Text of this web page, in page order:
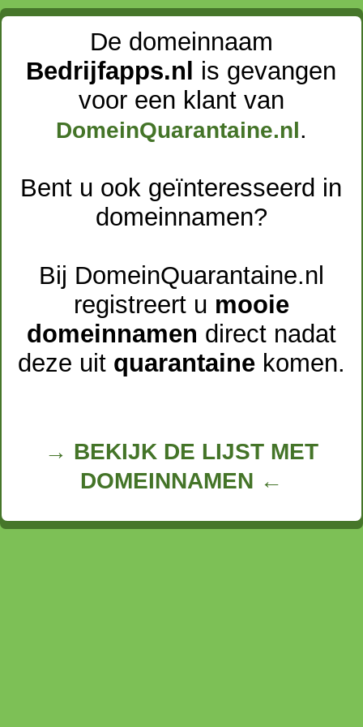
De domeinnaam
Bedrijfapps.nl
is gevangen
voor een klant van
DomeinQuarantaine.nl .
Bent u ook geïnteresseerd in
domeinnamen?
Bij DomeinQuarantaine.nl
registreert u mooie
domeinnamen direct nadat
deze uit quarantainekomen.
→ BEKIJK DE LIJST MET
DOMEINNAMEN ←